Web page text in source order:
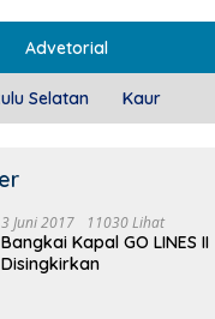
Advetorial
Selatan Kaur
3 Juni 2017 11030 Lihat
Bangkai Kapal GO LINES II
Disingkirkan